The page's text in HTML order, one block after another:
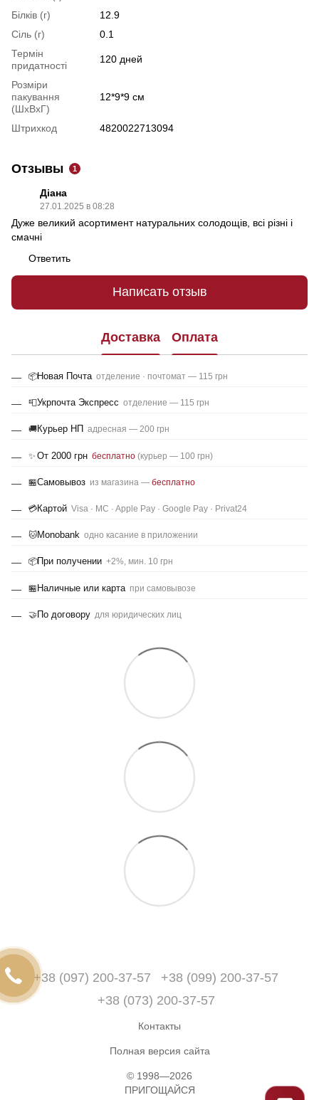
Білків (г)
12.9
Сіль (г)
0.1
Термін
придатності
120 дней
Розміри
пакування
(ШхВхГ)
12*9*9 см
Штрихкод 4820022713094
Отзывы 1
Діана
27.01.2025 в 08:28
Дуже великий асортимент натуральних солодощів, всі різні і
смачні
Ответить
Написать отзыв
Доставка Оплата
📦Новая Почта отделение · почтомат — 115 грн
📮Укрпочта Экспресс отделение — 115 грн
🚚Курьер НП адресная — 200 грн
✨ От 2000 грн бесплатно (курьер — 100 грн)
🏪Самовывоз из магазина — бесплатно
💳Картой Visa · MC · Apple Pay · Google Pay · Privat24
🐱Monobank одно касание в приложении
📦При получении +2%, мин. 10 грн
🏪Наличные или карта при самовывозе
🤝По договору для юридических лиц
+38 (097) 200-37-57
+38 (099) 200-37-57
+38 (073) 200-37-57
Контакты
Полная версия сайта
© 1998—2026
ПРИГОЩАЙСЯ